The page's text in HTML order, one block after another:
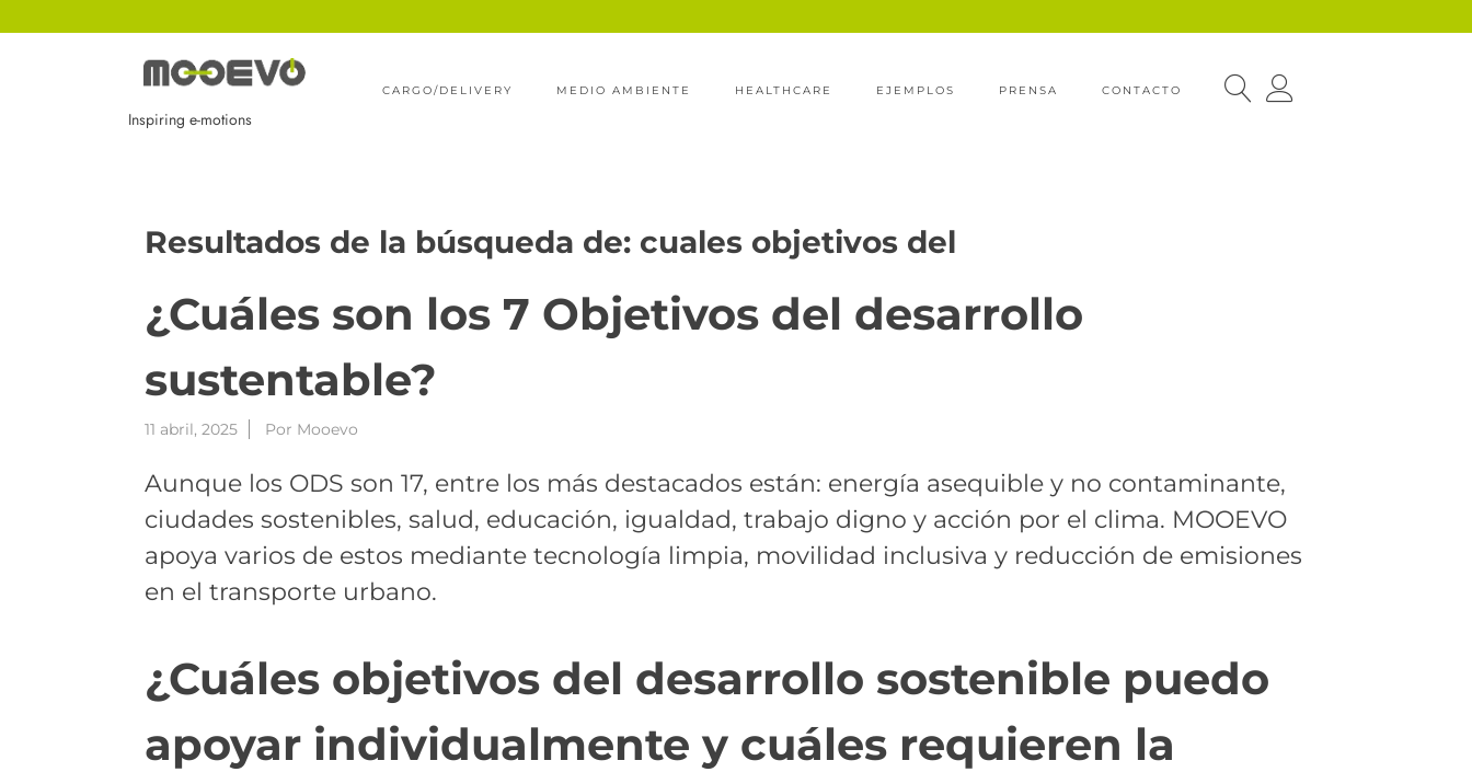
Inspiring e-motions
CARGO/DELIVERY MEDIO AMBIENTE HEALTHCARE EJEMPLOS PRENSA CONTACTO
Resultados de la búsqueda de: cuales objetivos del
¿Cuáles son los 7 Objetivos del desarrollo
sustentable?
11 abril, 2025 Por Mooevo
Aunque los ODS son 17, entre los más destacados están: energía asequible y no contaminante,
ciudades sostenibles, salud, educación, igualdad, trabajo digno y acción por el clima. MOOEVO
apoya varios de estos mediante tecnología limpia, movilidad inclusiva y reducción de emisiones
en el transporte urbano.
¿Cuáles objetivos del desarrollo sostenible puedo
apoyar individualmente y cuáles requieren la